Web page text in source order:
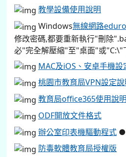
教學設備使用說明
Windows無線網路
修改密碼,都要重新執行"刪除
必"完全解壓縮"至"桌面"或"C:\"
MAC及iOS、安卓手機
桃園市教育局VPN設定說
教育局office365使用說明
ODF開放文件格式
辦公室印表機驅動程式 ●
防毒軟體教育局授權版